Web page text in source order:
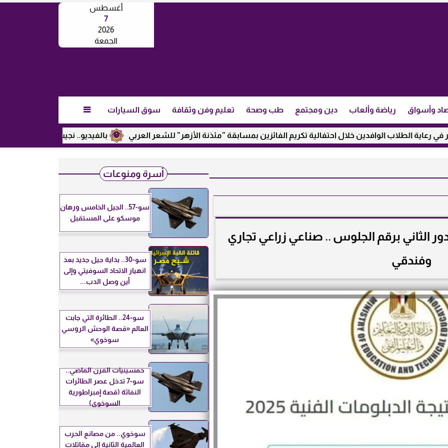
أغسطس
7
2026
الجمعة
وأسواق رياضة وألعاب دين ومجتمع طب وصحة تعليم وفن وثقافة سوق السيارات 
بالفيديو.. نجيب ساويرس يكشف عن رأيه الوافدين خلال احتفالية تكريم الفائزين بمسابقة ”مئذنة الأزهر” للشعر العربي
الدبلومات الفنية 2025 الدور الثاني برقم الجلوس .. صناعي زراعي تجاري
وفندقي
أسرة ومنوعات
سو-57.. الجيل الخامس ورهان
موسكو على المستقبل
سو-30.. بداية جيل جديد بعد
انهيار الاتحاد السوفيتي وإلى
أين وصل الدب...
سو-24.. الطائرة التي جابت
العالم «قصة الوحش الروسي
سوخوي»
خمسينيات القرن الماضي..
سو-7 تدخل عصر الطائرات
النفاثة (قصة إمبراطورية
السوخوي)
سوخوي.. من مصانع الحرب
العالمية الثانية إلى مقاتلات